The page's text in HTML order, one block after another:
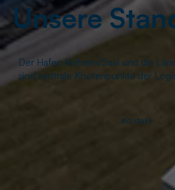
Unsere
Der Hafen Kelheim/Saal und die
sind zentrale Knotenpunkte der
Kontakt